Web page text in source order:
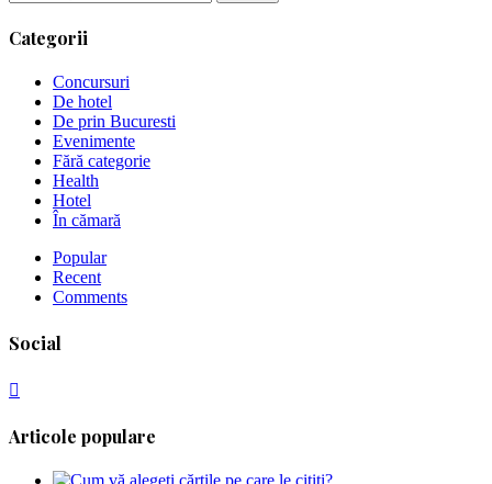
Categorii
Concursuri
De hotel
De prin Bucuresti
Evenimente
Fără categorie
Health
Hotel
În cămară
Popular
Recent
Comments
Social
Articole populare